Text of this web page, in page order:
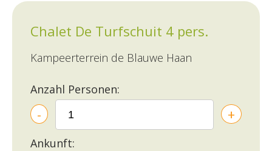
Chalet De Turfschuit 4 pers.
Kampeerterrein de Blauwe Haan
Anzahl Personen:
- +
Ankunft: